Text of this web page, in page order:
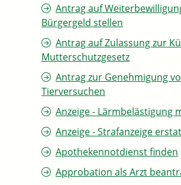
Antrag auf
Bürgergeld stellen
Antrag auf Zulassung zur
Mutterschutzgesetz
Antrag zur Genehmigung
Tierversuchen
Anzeige - Lärmbelästigung
Anzeige - Strafanzeige
Apothekennotdienst finden
Approbation als Arzt